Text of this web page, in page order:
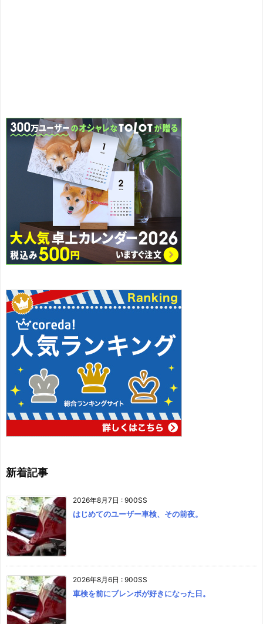
新着記事
2026年8月7日 : 900SS
はじめてのユーザー車検、その前夜。
2026年8月6日 : 900SS
車検を前にブレンボが好きになった日。